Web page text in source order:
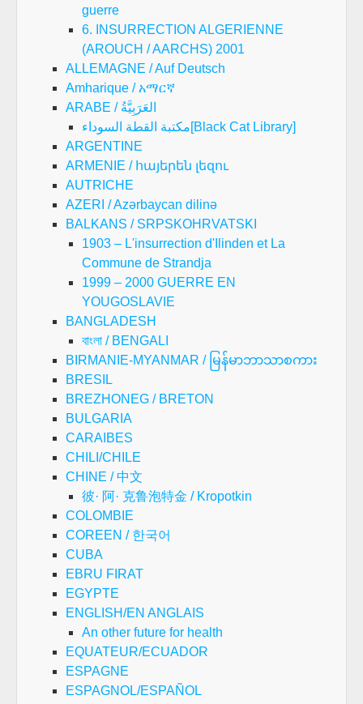
guerre
6. INSURRECTION ALGERIENNE
(AROUCH / AARCHS) 2001
ALLEMAGNE / Auf Deutsch
Amharique / አማርኛ
ARABE / العَرَبِيَّةُ
مكتبة القطة السوداء[Black Cat Library]
ARGENTINE
ARMENIE / հայերեն լեզու
AUTRICHE
AZERI / Azərbaycan dilinə
BALKANS / SRPSKOHRVATSKI
1903 – L'insurrection d'Ilinden et La
Commune de Strandja
1999 – 2000 GUERRE EN
YOUGOSLAVIE
BANGLADESH
বাংলা / BENGALI
BIRMANIE-MYANMAR / မြန်မာဘာသာစကား
BRESIL
BREZHONEG / BRETON
BULGARIA
CARAIBES
CHILI/CHILE
CHINE / 中文
彼· 阿· 克鲁泡特金 / Kropotkin
COLOMBIE
COREEN / 한국어
CUBA
EBRU FIRAT
EGYPTE
ENGLISH/EN ANGLAIS
An other future for health
EQUATEUR/ECUADOR
ESPAGNE
ESPAGNOL/ESPAÑOL